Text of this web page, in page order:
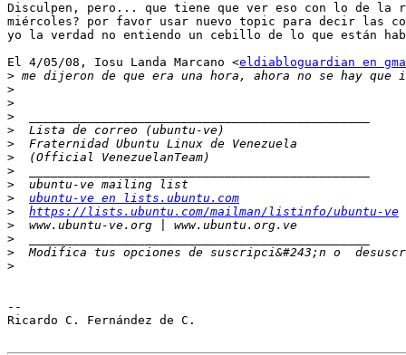
Disculpen, pero... que tiene que ver eso con lo de la
miércoles? por favor usar nuevo topic para decir las
yo la verdad no entiendo un cebillo de lo que están
El 4/05/08, Iosu Landa Marcano <eldiabloguardian en
>
>
>
>
>
>
>
>
>
>
ubuntu-ve en lists.ubuntu.com
>
https://lists.ubuntu.com/mailman/listinfo/ubuntu-ve
>
>
>
Modifica tus opciones de suscripci&#243;n o
>
--
Ricardo C. Fernández de C.